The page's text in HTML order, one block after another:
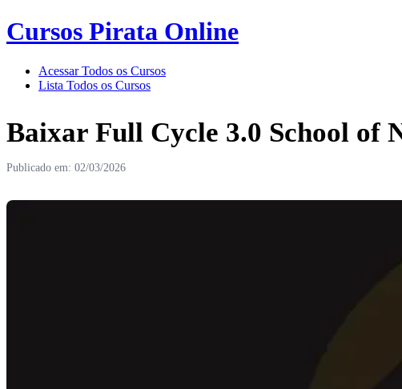
Cursos Pirata Online
Acessar Todos os Cursos
Lista Todos os Cursos
Baixar Full Cycle 3.0 School of
Publicado em: 02/03/2026